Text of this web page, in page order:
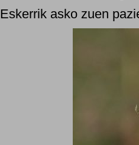
Eskerrik asko zuen